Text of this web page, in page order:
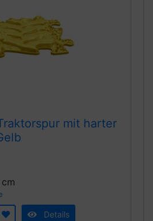
mit harter
Details